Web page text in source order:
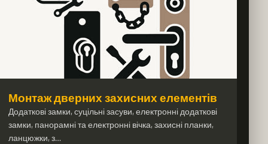
Монтаж дверних захисних елементів
Додаткові замки, суцільні засуви, електронні додаткові
замки, панорамні та електронні вічка, захисні планки,
ланцюжки, з…